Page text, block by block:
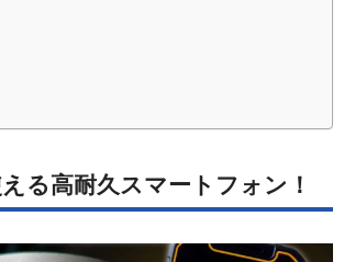
る高耐久スマートフォン！